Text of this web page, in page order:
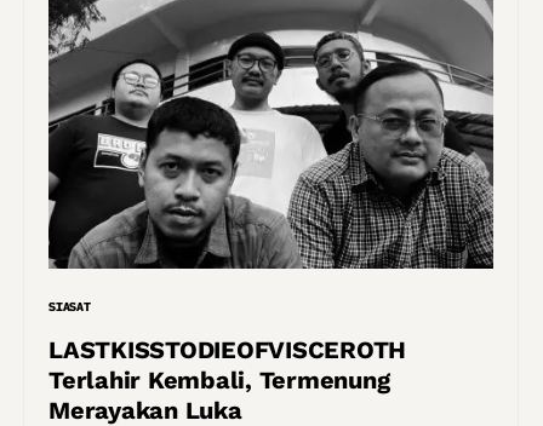
SIASAT
LASTKISSTODIEOFVISCEROTH
Terlahir Kembali, Termenung
Merayakan Luka